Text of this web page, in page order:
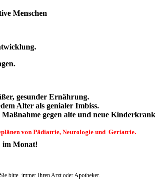
Menschen
gesunder Ernährung.
Alter als genialer Imbiss.
gegen alte und neue
von Pädiatrie, Neurologie und Geriatrie.
im Monat!
bitte immer Ihren Arzt oder Apotheker.